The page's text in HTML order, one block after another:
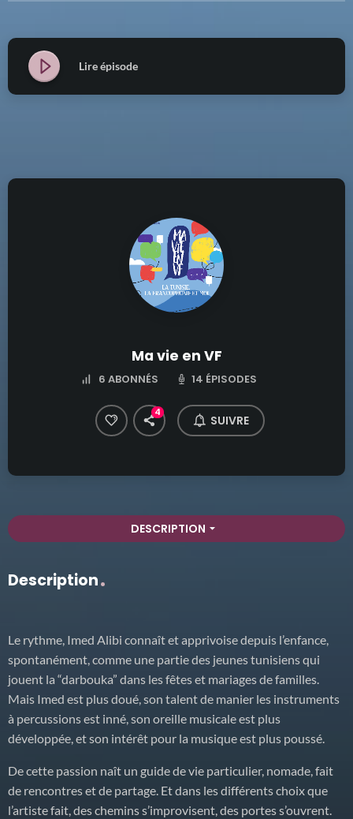
Lire épisode
Ma vie en VF
6 ABONNÉS 14 ÉPISODES
4
SUIVRE
DESCRIPTION arrow_drop_down
Description
Le rythme, Imed Alibi connaît et apprivoise depuis l’enfance,
spontanément, comme une partie des jeunes tunisiens qui
jouent la “darbouka” dans les fêtes et mariages de familles.
Mais Imed est plus doué, son talent de manier les instruments
à percussions est inné, son oreille musicale est plus
développée, et son intérêt pour la musique est plus poussé.
De cette passion naît un guide de vie particulier, nomade, fait
de rencontres et de partage. Et dans les différents choix que
l’artiste fait, des chemins s’improvisent, des portes s’ouvrent.